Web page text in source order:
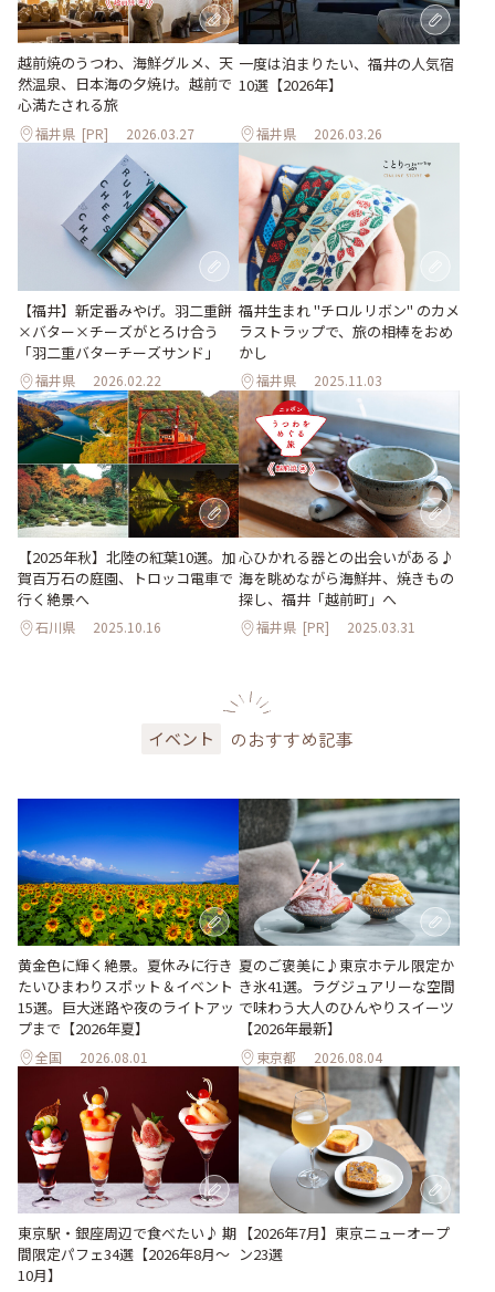
越前焼のうつわ、海鮮グルメ、天
然温泉、日本海の夕焼け。越前で
心満たされる旅
福井県 [PR] 2026.03.27
一度は泊まりたい、福井の人気宿
10選【2026年】
福井県 2026.03.26
【福井】新定番みやげ。羽二重餅
×バター×チーズがとろけ合う
「羽二重バターチーズサンド」
福井県 2026.02.22
福井生まれ "チロルリボン" のカメ
ラストラップで、旅の相棒をおめ
かし
福井県 2025.11.03
【2025年秋】北陸の紅葉10選。加
賀百万石の庭園、トロッコ電車で
行く絶景へ
石川県 2025.10.16
心ひかれる器との出会いがある♪
海を眺めながら海鮮丼、焼きもの
探し、福井「越前町」へ
福井県 [PR] 2025.03.31
イベント のおすすめ記事
黄金色に輝く絶景。夏休みに行き
たいひまわりスポット＆イベント
15選。巨大迷路や夜のライトアッ
プまで【2026年夏】
全国 2026.08.01
夏のご褒美に♪東京ホテル限定か
き氷41選。ラグジュアリーな空間
で味わう大人のひんやりスイーツ
【2026年最新】
東京都 2026.08.04
東京駅・銀座周辺で食べたい♪ 期
間限定パフェ34選【2026年8月～
10月】
【2026年7月】東京ニューオープ
ン23選